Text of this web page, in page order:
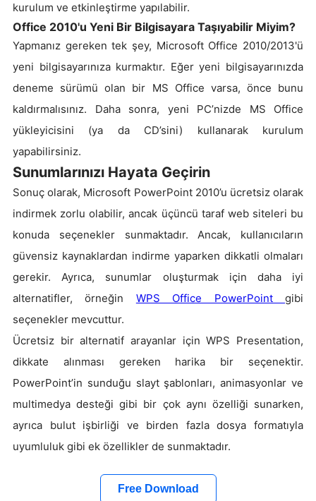
kurulum ve etkinleştirme yapılabilir.
Office 2010'u Yeni Bir Bilgisayara Taşıyabilir Miyim?
Yapmanız gereken tek şey, Microsoft Office 2010/2013'ü
yeni bilgisayarınıza kurmaktır. Eğer yeni bilgisayarınızda
deneme sürümü olan bir MS Office varsa, önce bunu
kaldırmalısınız. Daha sonra, yeni PC’nizde MS Office
yükleyicisini (ya da CD’sini) kullanarak kurulum
yapabilirsiniz.
Sunumlarınızı Hayata Geçirin
Sonuç olarak, Microsoft PowerPoint 2010’u ücretsiz olarak
indirmek zorlu olabilir, ancak üçüncü taraf web siteleri bu
konuda seçenekler sunmaktadır. Ancak, kullanıcıların
güvensiz kaynaklardan indirme yaparken dikkatli olmaları
gerekir. Ayrıca, sunumlar oluşturmak için daha iyi
alternatifler, örneğin WPS Office PowerPointgibi
seçenekler mevcuttur.
Ücretsiz bir alternatif arayanlar için WPS Presentation,
dikkate alınması gereken harika bir seçenektir.
PowerPoint’in sunduğu slayt şablonları, animasyonlar ve
multimedya desteği gibi bir çok aynı özelliği sunarken,
ayrıca bulut işbirliği ve birden fazla dosya formatıyla
uyumluluk gibi ek özellikler de sunmaktadır.
Free Download